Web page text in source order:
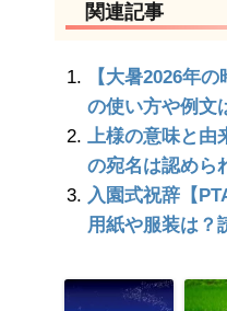
関連記事
【大暑2026年
の使い方や例文
上様の意味と由
の宛名は認めら
入園式祝辞【
用紙や服装は？